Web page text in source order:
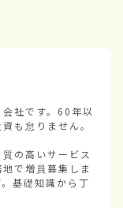
社です。60年以
も怠りません。
の高いサービス
で増員募集しま
基礎知識から丁